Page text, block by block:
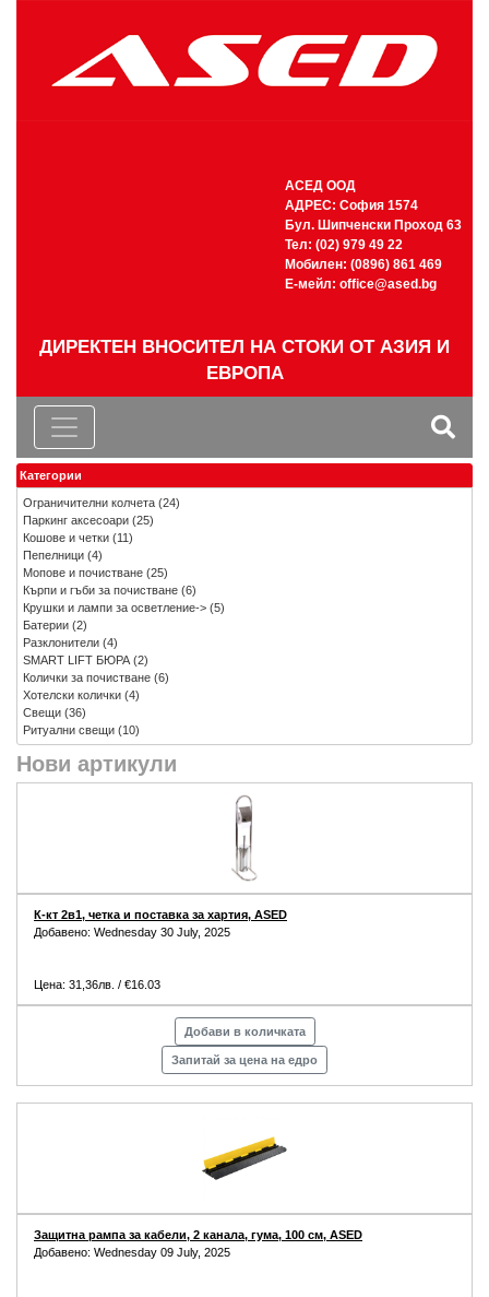
АСЕД ООД
АДРЕС: София 1574
Бул. Шипченски Проход 63
Тел: (02) 979 49 22
Мобилен: (0896) 861 469
Е-мейл: office@ased.bg
ДИРЕКТЕН ВНОСИТЕЛ НА СТОКИ ОТ АЗИЯ И
ЕВРОПА
Нови артикули
К-кт 2в1, четка и поставка за хартия, ASED
Добавено: Wednesday 30 July, 2025
Цена: 31,36лв. / €16.03
Добави в количката
Запитай за цена на едро
Защитна рампа за кабели, 2 канала, гума, 100 см, ASED
Добавено: Wednesday 09 July, 2025
Категории
Ограничителни колчета (24)
Паркинг аксесоари (25)
Кошове и четки (11)
Пепелници (4)
Мопове и почистване (25)
Кърпи и гъби за почистване (6)
Крушки и лампи за осветление-> (5)
Батерии (2)
Разклонители (4)
SMART LIFT БЮРА(2)
Колички за почистване (6)
Хотелски колички (4)
Свещи (36)
Ритуални свещи (10)